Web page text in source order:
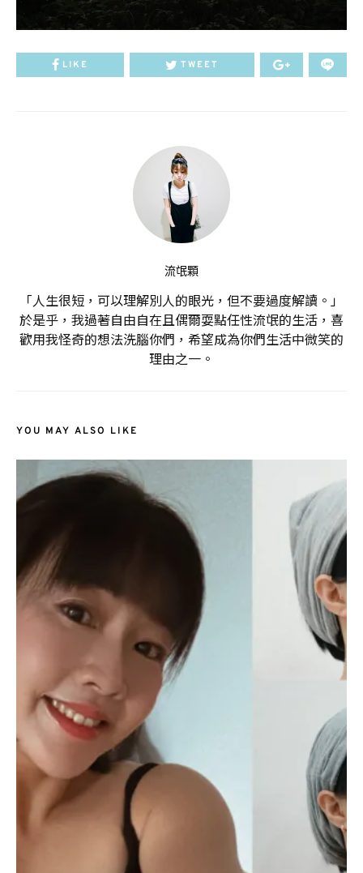
LIKE TWEET
流氓顆
「人生很短，可以理解別人的眼光，但不要過度解讀。」
於是乎，我過著自由自在且偶爾耍點任性流氓的生活，喜
歡用我怪奇的想法洗腦你們，希望成為你們生活中微笑的
理由之一。
YOU MAY ALSO LIKE